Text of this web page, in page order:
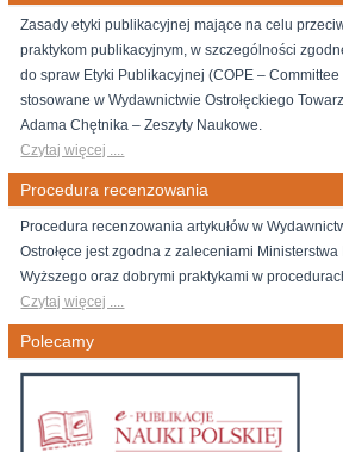
Zasady etyki publikacyjnej mające na celu
praktykom publikacyjnym, w szczególności
do spraw Etyki Publikacyjnej (COPE –
stosowane w Wydawnictwie Ostrołęckiego
Adama Chętnika – Zeszyty Naukowe.
Czytaj więcej ....
Procedura recenzowania
Procedura recenzowania artykułów w
Ostrołęce jest zgodna z zaleceniami
Wyższego oraz dobrymi praktykami w
Czytaj więcej ....
Polecamy